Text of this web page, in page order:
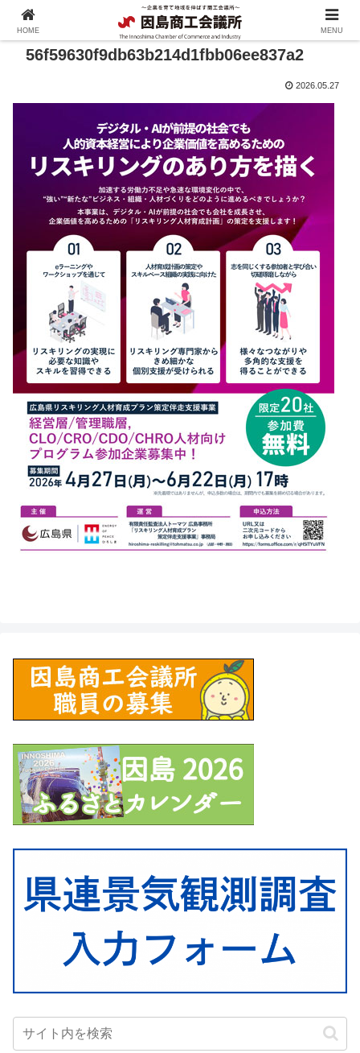
56f59630f9db63b214d1fbb06ee837a2
2026.05.27
HOME MENU